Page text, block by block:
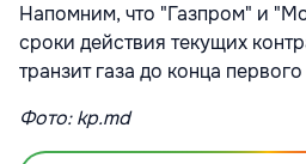
Напомним, что "Газпром" и
сроки действия текущих
транзит газа до конца
Фото: kp.md